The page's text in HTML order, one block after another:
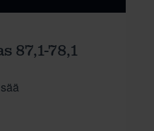
87,1-78,1